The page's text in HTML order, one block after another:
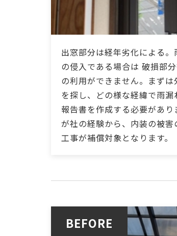
出窓部分は経年劣化による
の侵入である場合は 破損部
の利用ができません。まず
を探し、どの様な経緯で雨漏
報告書を作成する必要があ
が社の経験から、内装の被
工事が補償対象となります。